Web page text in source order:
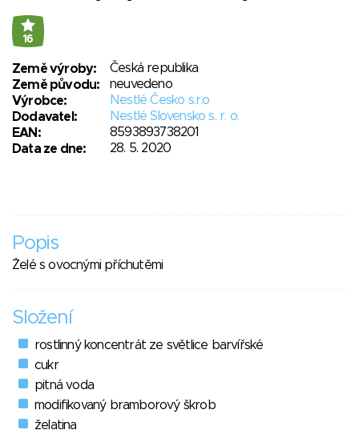
16
Země výroby:
Česká republika
Země původu:
neuvedeno
Výrobce:
Nestlé Česko s.r.o
Dodavatel:
Nestlé Slovensko s. r. o.
EAN:
8593893738201
Data ze dne:
28. 5. 2020
Popis
Želé s ovocnými příchutěmi
Složení
rostlinný koncentrát ze světlice barvířské
cukr
pitná voda
modifikovaný bramborový škrob
želatina